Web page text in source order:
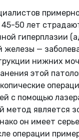
50 лет
гиперплазии
железы —
нижних
этой
с помощью
метод является
он имеет
операции